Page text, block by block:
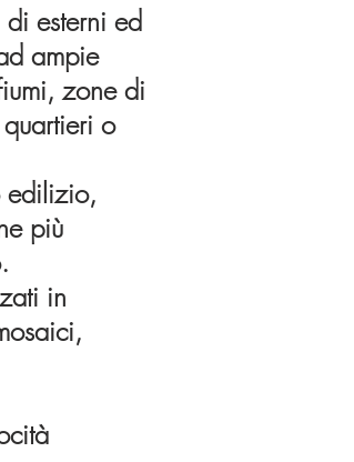
esterni ed
ampie
zone di
o
edilizio,
più
in